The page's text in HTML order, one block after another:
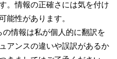
。情報の正確さには気を付け
能性があります。
情報は私が個人的に翻訳を
アンスの違いや誤訳があるか